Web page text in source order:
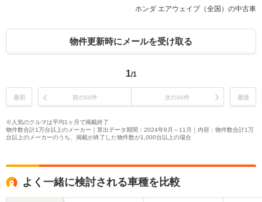
ホンダ エアウェイブ（全国）の中古車
物件更新時にメールを受け取る
1/1
最初 前の30件 次の30件 最後
※人気のクルマは平均1ヶ月で掲載終了
物件数合計1万台以上のメーカー｜算出データ期間：2024年9月～11月｜内容：物件数合計1万
台以上のメーカーのうち、掲載が終了した物件数が1,000台以上の場合
よく一緒に検討される車種を比較